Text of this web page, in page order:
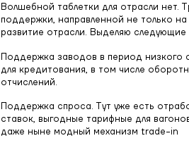
Волшебной таблетки для отрасли нет.
поддержки, направленной не только
развитие отрасли. Выделяю
Поддержка заводов в период низкого
для кредитования, в том числе
отчислений.
Поддержка спроса. Тут уже есть
ставок, выгодные тарифные для
даже ныне модный механизм trade-in